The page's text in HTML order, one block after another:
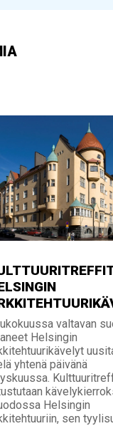
valtavan
Helsingin
yhtenä päivänä
Helsingin
sen